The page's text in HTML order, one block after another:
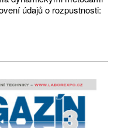
údajů o rozpustnosti: